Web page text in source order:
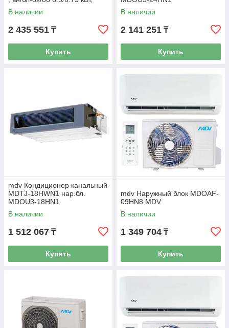
потреб. мощ. ох/об
2.02/1.87кВт,
В наличии
2 435 551 ₸
Купить
В наличии
2 141 251 ₸
Купить
mdv Кондиционер канальный
MDTJ-18HWN1 нар.бл.
MDOU3-18HN1
В наличии
1 512 067 ₸
Купить
mdv Наружный блок MDOAF-
09HN8 MDV
В наличии
1 349 704 ₸
Купить